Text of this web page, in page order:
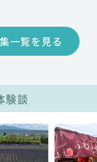
一覧を見る
験談